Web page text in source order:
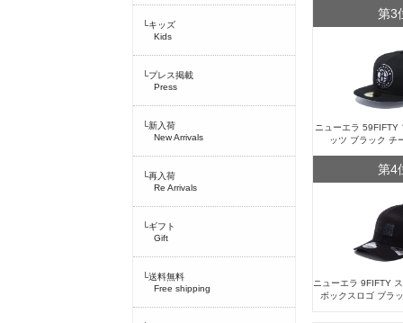
└キッズ
Kids
└プレス掲載
Press
└新入荷
New Arrivals
└再入荷
Re Arrivals
└ギフト
Gift
└送料無料
Free shipping
第3
ニューエラ 59FIFTY
ッツ ブラック チ
第4
ニューエラ 9FIFTY
ボックスロゴ ブラ